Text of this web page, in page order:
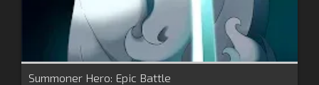
Summoner Hero: Epic Battle